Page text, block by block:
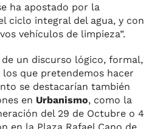
ha apostado por la
ciclo integral del agua, y con
vehículos de limpieza”.
un discurso lógico, formal,
los que pretendemos hacer
se destacarían también
en Urbanismo, como la
del 29 de Octubre o 4